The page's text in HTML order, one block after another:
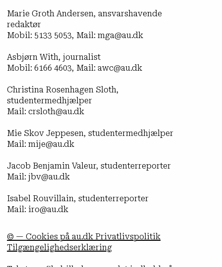
Marie Groth Andersen, ansvarshavende
redaktør
Mobil: 5133 5053, Mail: mga@au.dk
Asbjørn With, journalist
Mobil: 6166 4603, Mail: awc@au.dk
Christina Rosenhagen Sloth,
studentermedhjælper
Mail: crsloth@au.dk
Mie Skov Jeppesen, studentermedhjælper
Mail: mije@au.dk
Jacob Benjamin Valeur, studenterreporter
Mail: jbv@au.dk
Isabel Rouvillain, studenterreporter
Mail: iro@au.dk
© — Cookies på au.dk Privatlivspolitik
Tilgængelighedserklæring